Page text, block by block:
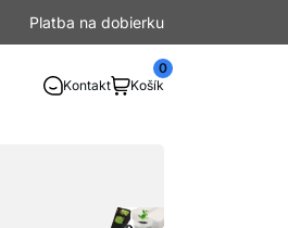
Platba na dobierku
Kontakt Košík
0